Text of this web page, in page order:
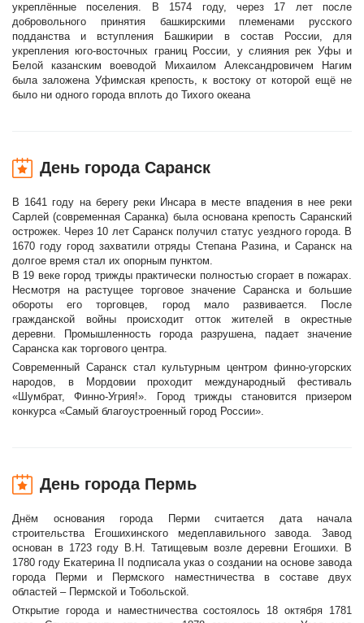
укреплённые поселения. В 1574 году, через 17 лет после
добровольного принятия башкирскими племенами русского
подданства и вступления Башкирии в состав России, для
укрепления юго-восточных границ России, у слияния рек Уфы и
Белой казанским воеводой Михаилом Александровичем Нагим
была заложена Уфимская крепость, к востоку от которой ещё не
было ни одного города вплоть до Тихого океана
День города Саранск
В 1641 году на берегу реки Инсара в месте впадения в нее реки
Сарлей (современная Саранка) была основана крепость Саранский
острожек. Через 10 лет Саранск получил статус уездного города. В
1670 году город захватили отряды Степана Разина, и Саранск на
долгое время стал их опорным пунктом.
В 19 веке город трижды практически полностью сгорает в пожарах.
Несмотря на растущее торговое значение Саранска и большие
обороты его торговцев, город мало развивается. После
гражданской войны происходит отток жителей в окрестные
деревни. Промышленность города разрушена, падает значение
Саранска как торгового центра.
Современный Саранск стал культурным центром финно-угорских
народов, в Мордовии проходит международный фестиваль
«Шумбрат, Финно-Угрия!». Город трижды становится призером
конкурса «Самый благоустроенный город России».
День города Пермь
Днём основания города Перми считается дата начала
строительства Егошихинского медеплавильного завода. Завод
основан в 1723 году В.Н. Татищевым возле деревни Егошихи. В
1780 году Екатерина II подписала указ о создании на основе завода
города Перми и Пермского наместничества в составе двух
областей – Пермской и Тобольской.
Открытие города и наместничества состоялось 18 октября 1781